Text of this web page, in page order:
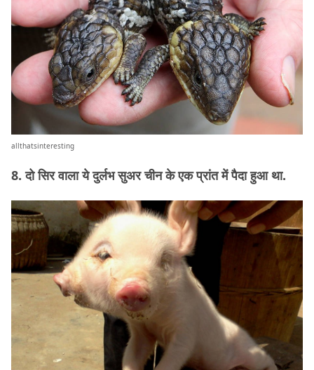
allthatsinteresting
8. दो सिर वाला ये दुर्लभ सुअर चीन के एक प्रांत में पैदा हुआ था.